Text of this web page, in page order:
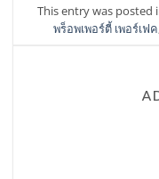
This entry was posted
พร็อพเพอร์ตี้ เพอร์เฟค